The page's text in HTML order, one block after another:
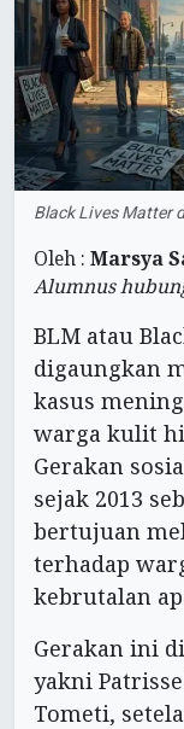
Black Lives Matter
Oleh : Marsya
Alumnus
BLM atau
digaungkan
kasus
warga kulit
Gerakan
sejak 2013
bertujuan
terhadap
kebrutalan
Gerakan ini
yakni
Tometi,